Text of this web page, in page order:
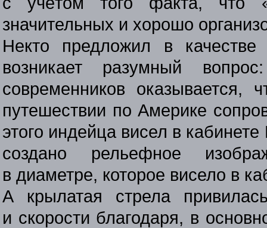
значительных и хорошо
Некто предложил в
возникает разумный
современников
путешествии по Америке
этого индейца висел в
создано рельефное
в диаметре, которое висело в
А крылатая стрела
и скорости благодаря, в